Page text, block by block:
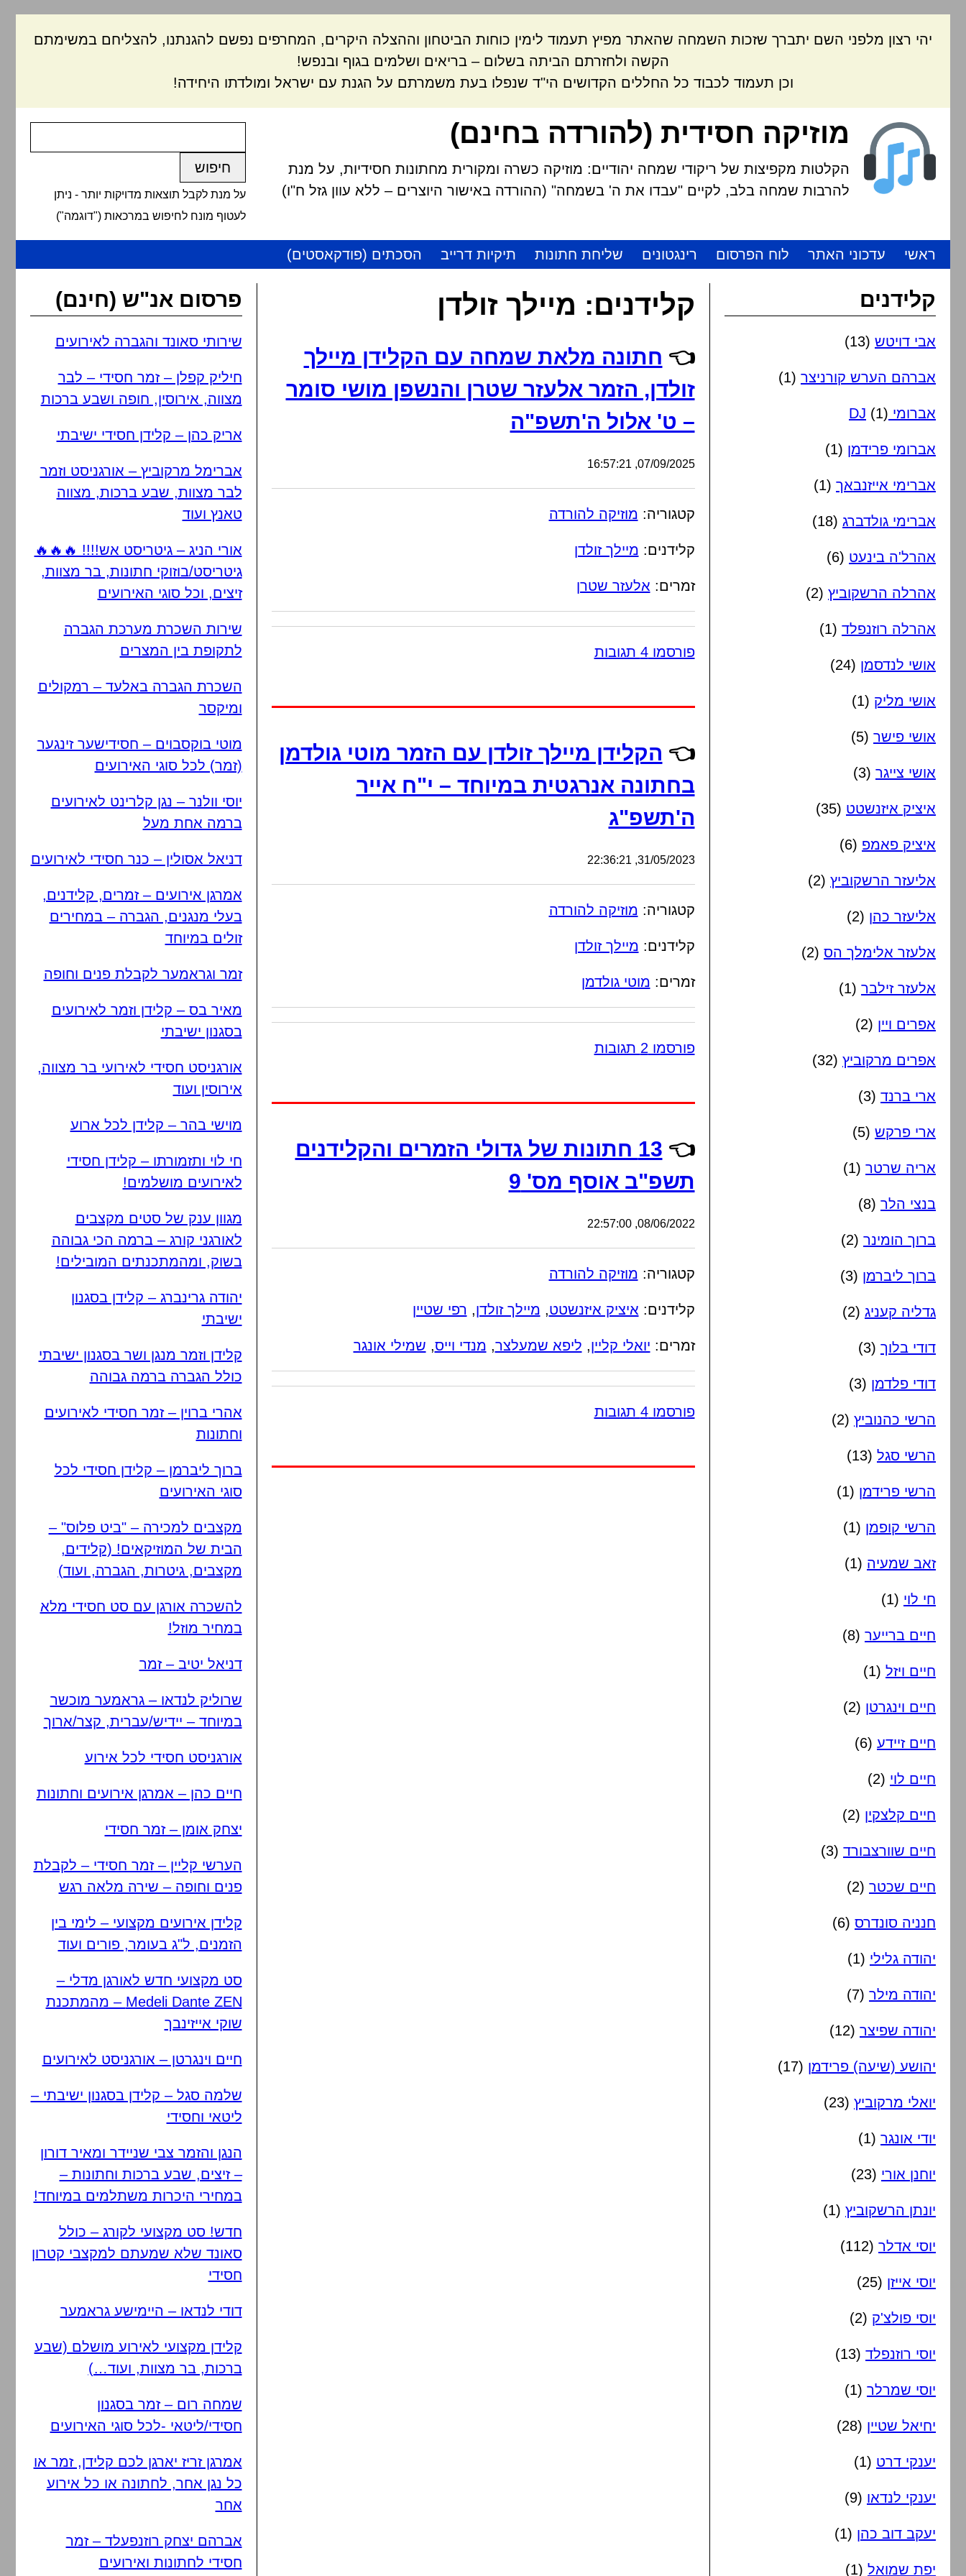
יהי רצון מלפני השם יתברך שזכות השמחה שהאתר מפיץ תעמוד לימין כוחות הביטחון וההצלה היקרים, המחרפים נפשם להגנתנו, להצליחם במשימתם
הקשה ולחזרתם הביתה בשלום – בריאים ושלמים בגוף ובנפש!
וכן תעמוד לכבוד כל החללים הקדושים הי"ד שנפלו בעת משמרתם על הגנת עם ישראל ומולדתו היחידה!
מוזיקה חסידית (להורדה בחינם)
הקלטות מקפיצות של ריקודי שמחה יהודיים: מוזיקה כשרה ומקורית מחתונות חסידיות, על מנת
להרבות שמחה בלב, לקיים "עבדו את ה' בשמחה" (ההורדה באישור היוצרים – ללא עוון גזל ח"ו)
על מנת לקבל תוצאות מדויקות יותר - ניתן
לעטוף מונח לחיפוש במרכאות ("דוגמה")
ראשי עדכוני האתר לוח הפרסום רינגטונים שליחת חתונות תיקיות דרייב הסכתים (פודקאסטים)
קלידנים: מיילך זולדן
👈 חתונה מלאת שמחה עם הקלידן מיילך
זולדן, הזמר אלעזר שטרן והנשפן מושי סומר
– ט' אלול ה'תשפ"ה
07/09/2025, 16:57:21
קטגוריה: מוזיקה להורדה
קלידנים: מיילך זולדן
זמרים: אלעזר שטרן
פורסמו 4 תגובות
👈 הקלידן מיילך זולדן עם הזמר מוטי גולדמן
בחתונה אנרגטית במיוחד – י"ח אייר
ה'תשפ"ג
31/05/2023, 22:36:21
קטגוריה: מוזיקה להורדה
קלידנים: מיילך זולדן
זמרים: מוטי גולדמן
פורסמו 2 תגובות
👈
13 חתונות של גדולי הזמרים והקלידנים
תשפ"ב אוסף מס' 9
08/06/2022, 22:57:00
קטגוריה: מוזיקה להורדה
קלידנים: איציק איזנשטט, מיילך זולדן, רפי שטיין
זמרים: יואלי קליין, ליפא שמעלצר, מנדי וייס, שמילי אונגר
פורסמו 4 תגובות
קלידנים
אבי דויטש (13)
אברהם הערש קורניצר (1)
אברומי DJ (1)
אברומי פרידמן (1)
אברימי אייזנבאך (1)
אברימי גולדברג (18)
אהרל'ה בינעט (6)
אהרלה הרשקוביץ (2)
אהרלה רוזנפלד (1)
אושי לנדסמן (24)
אושי מליק (1)
אושי פישר (5)
אושי צייגר (3)
איציק איזנשטט (35)
איציק פאמפ (6)
אליעזר הרשקוביץ (2)
אליעזר כהן (2)
אלעזר אלימלך הס (2)
אלעזר זילבר (1)
אפרים ויין (2)
אפרים מרקוביץ (32)
ארי ברנד (3)
ארי פרקש (5)
אריה שרטר (1)
בנצי הלר (8)
ברוך הומינר (2)
ברוך ליברמן (3)
גדליה קעניג (2)
דודי בלוך (3)
דודי פלדמן (3)
הרשי כהנוביץ (2)
הרשי סגל (13)
הרשי פרידמן (1)
הרשי קופמן (1)
זאב שמעיה (1)
חי לוי (1)
חיים ברייער (8)
חיים ויזל (1)
חיים וינגרטן (2)
חיים זיידע (6)
חיים לוי (2)
חיים קלצקין (2)
חיים שוורצבורד (3)
חיים שכטר (2)
חנניה סונדרס (6)
יהודה גלילי (1)
יהודה מילר (7)
יהודה שפיצר (12)
יהושע (שיעה) פרידמן (17)
יואלי מרקוביץ (23)
יודי אונגר (1)
יוחנן אורי (23)
יונתן הרשקוביץ (1)
יוסי אדלר (112)
יוסי אייזן (25)
יוסי פולצ'ק (2)
יוסי רוזנפלד (13)
יוסי שמרלר (1)
יחיאל שטיין (28)
יענקי דרט (1)
יענקי לנדאו (9)
יעקב דוב כהן (1)
יפת שמואל (1)
פרסום אנ"ש (חינם)
שירותי סאונד והגברה לאירועים
חיליק קפלן – זמר חסידי – לבר
מצווה, אירוסין, חופה ושבע ברכות
אריק כהן – קלידן חסידי ישיבתי
אברימל מרקוביץ – אורגניסט וזמר
לבר מצוות, שבע ברכות, מצווה
טאנץ ועוד
אורי הניג – גיטריסט אש!!!! 🔥🔥🔥
גיטריסט/בוזוקי חתונות, בר מצוות,
זיצים, וכל סוגי האירועים
שירות השכרת מערכת הגברה
לתקופת בין המצרים
השכרת הגברה באלעד – רמקולים
ומיקסר
מוטי בוקסבוים – חסידישער זינגער
(זמר) לכל סוגי האירועים
יוסי וולנר – נגן קלרינט לאירועים
ברמה אחת מעל
דניאל אסולין – כנר חסידי לאירועים
אמרגן אירועים – זמרים, קלידנים,
בעלי מנגנים, הגברה – במחירים
זולים במיוחד
זמר וגראמער לקבלת פנים וחופה
מאיר בס – קלידן וזמר לאירועים
בסגנון ישיבתי
אורגניסט חסידי לאירועי בר מצווה,
אירוסין ועוד
מוישי בהר – קלידן לכל ארוע
חי לוי ותזמורתו – קלידן חסידי
לאירועים מושלמים!
מגוון ענק של סטים מקצבים
לאורגני קורג – ברמה הכי גבוהה
בשוק, ומהמתכנתים המובילים!
יהודה גרינברג – קלידן בסגנון
ישיבתי
קלידן וזמר מנגן ושר בסגנון ישיבתי
כולל הגברה ברמה גבוהה
אהרי ברוין – זמר חסידי לאירועים
וחתונות
ברוך ליברמן – קלידן חסידי לכל
סוגי האירועים
מקצבים למכירה – "ביט פלוס" –
הבית של המוזיקאים! (קלידים,
מקצבים, גיטרות, הגברה, ועוד)
להשכרה אורגן עם סט חסידי מלא
במחיר מוזל!
דניאל יטיב – זמר
שרוליק לנדאו – גראמער מוכשר
במיוחד – יידיש/עברית, קצר/ארוך
אורגניסט חסידי לכל אירוע
חיים כהן – אמרגן אירועים וחתונות
יצחק אומן – זמר חסידי
הערשי קליין – זמר חסידי – לקבלת
פנים וחופה – שירה מלאה רגש
קלידן אירועים מקצועי – לימי בין
הזמנים, ל"ג בעומר, פורים ועוד
סט מקצועי חדש לאורגן מדלי –
Medeli Dante ZEN – מהמתכנת
שוקי אייזינבך
חיים וינגרטן – אורגניסט לאירועים
שלמה סגל – קלידן בסגנון ישיבתי –
ליטאי וחסידי
הנגן והזמר צבי שניידר ומאיר דורון
– זיצים, שבע ברכות וחתונות –
במחירי היכרות משתלמים במיוחד!
חדש! סט מקצועי לקורג – כולל
סאונד שלא שמעתם למקצבי קטרון
חסידי
דודי לנדאו – היימישע גראמער
קלידן מקצועי לאירוע מושלם (שבע
ברכות, בר מצוות, ועוד…)
שמחה רום – זמר בסגנון
חסידי/ליטאי -לכל סוגי האירועים
אמרגן זריז יארגן לכם קלידן, זמר או
כל נגן אחר, לחתונה או כל אירוע
אחר
אברהם יצחק רוזנפעלד – זמר
חסידי לחתונות ואירועים